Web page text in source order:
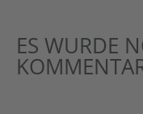
ES WURDE